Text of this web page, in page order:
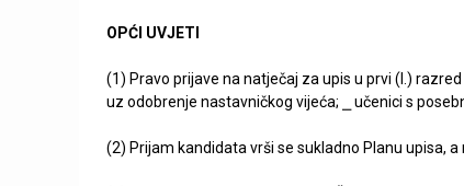
k
a
OPĆI UVJETI
(1) Pravo prijave na natječaj za upis u prvi (I.)
uz odobrenje nastavničkog vijeća; ⎯ učenici s
(2) Prijam kandidata vrši se sukladno Planu upisa,